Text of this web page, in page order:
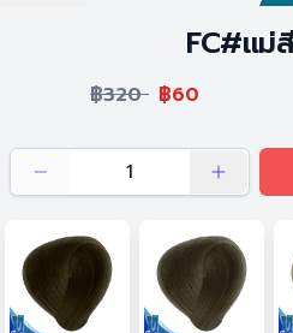
FC#แม่
฿320 ฿60